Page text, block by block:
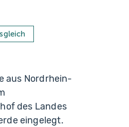
aus Nordrhein-
des Landes
eingelegt.